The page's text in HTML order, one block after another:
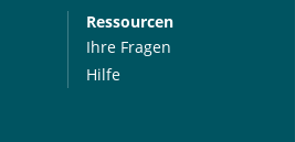
Ressourcen
Ihre Fragen
Hilfe